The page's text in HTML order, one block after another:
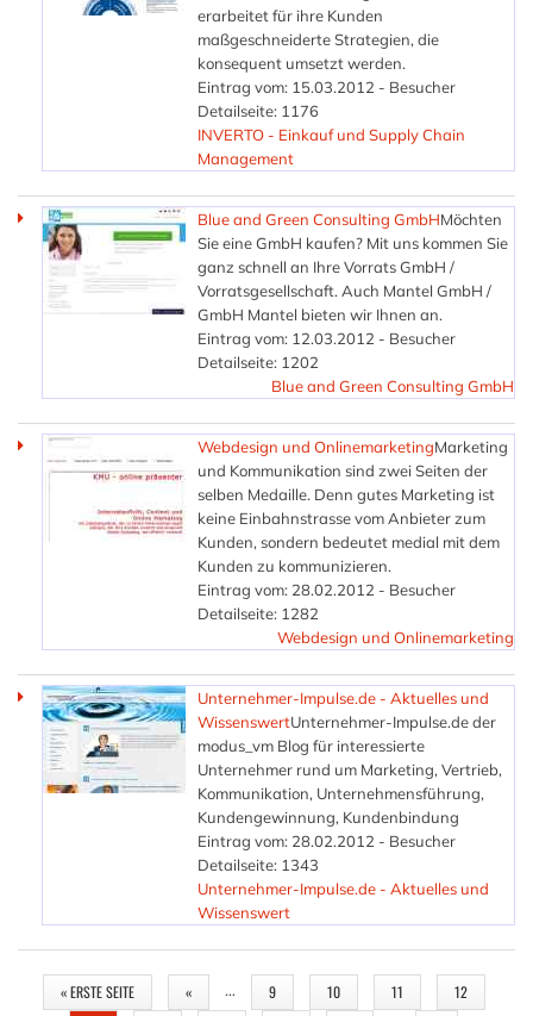
erarbeitet für ihre Kunden
maßgeschneiderte Strategien, die
konsequent umsetzt werden.
Eintrag vom: 15.03.2012 - Besucher
Detailseite: 1176
INVERTO - Einkauf und Supply Chain
Management
Blue and Green Consulting GmbHMöchten
Sie eine GmbH kaufen? Mit uns kommen Sie
ganz schnell an Ihre Vorrats GmbH /
Vorratsgesellschaft. Auch Mantel GmbH /
GmbH Mantel bieten wir Ihnen an.
Eintrag vom: 12.03.2012 - Besucher
Detailseite: 1202
Blue and Green Consulting GmbH
Webdesign und OnlinemarketingMarketing
und Kommunikation sind zwei Seiten der
selben Medaille. Denn gutes Marketing ist
keine Einbahnstrasse vom Anbieter zum
Kunden, sondern bedeutet medial mit dem
Kunden zu kommunizieren.
Eintrag vom: 28.02.2012 - Besucher
Detailseite: 1282
Webdesign und Onlinemarketing
Unternehmer-Impulse.de - Aktuelles und
WissenswertUnternehmer-Impulse.de der
modus_vm Blog für interessierte
Unternehmer rund um Marketing, Vertrieb,
Kommunikation, Unternehmensführung,
Kundengewinnung, Kundenbindung
Eintrag vom: 28.02.2012 - Besucher
Detailseite: 1343
Unternehmer-Impulse.de - Aktuelles und
Wissenswert
SEITEN
« ERSTE SEITE « … 9 10 11 12